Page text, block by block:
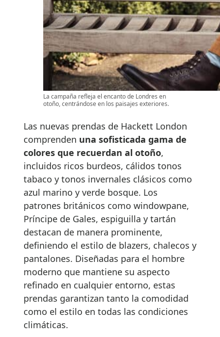
La campaña refleja el encanto de Londres en
otoño, centrándose en los paisajes exteriores.
Las nuevas prendas de Hackett London
comprenden una sofisticada gama de
colores que recuerdan al otoño,
incluidos ricos burdeos, cálidos tonos
tabaco y tonos invernales clásicos como
azul marino y verde bosque. Los
patrones británicos como windowpane,
Príncipe de Gales, espiguilla y tartán
destacan de manera prominente,
definiendo el estilo de blazers, chalecos y
pantalones. Diseñadas para el hombre
moderno que mantiene su aspecto
refinado en cualquier entorno, estas
prendas garantizan tanto la comodidad
como el estilo en todas las condiciones
climáticas.